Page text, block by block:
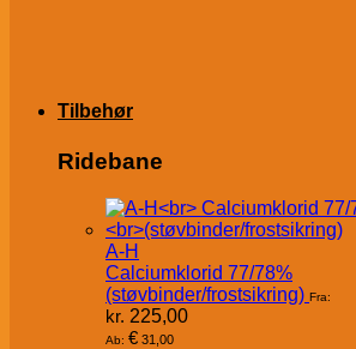
Tilbehør
Ridebane
A-H
Calciumklorid 77/78%
(støvbinder/frostsikring) Fra:
kr. 225,00
Ab: € 31,00